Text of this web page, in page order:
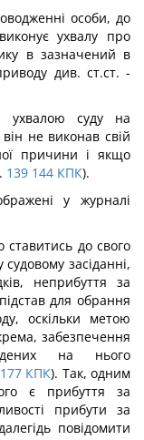
особи, до
ухвалу про
в зазначений в
див. ст.ст. -
ухвалою суду на
не виконав свій
причини і якщо
139 144 КПК).
у журналі
до свого
засіданні,
неприбуття за
для обрання
оскільки метою
забезпечення
на нього
177 КПК). Так, одним
є прибуття за
прибути за
повідомити